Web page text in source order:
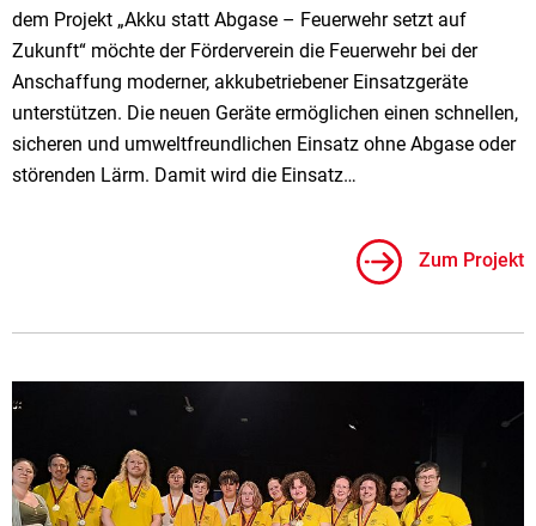
dem Projekt „Akku statt Abgase – Feuerwehr setzt auf
Zukunft“ möchte der Förderverein die Feuerwehr bei der
Anschaffung moderner, akkubetriebener Einsatzgeräte
unterstützen. Die neuen Geräte ermöglichen einen schnellen,
sicheren und umweltfreundlichen Einsatz ohne Abgase oder
störenden Lärm. Damit wird die Einsatz…
Zum Projekt